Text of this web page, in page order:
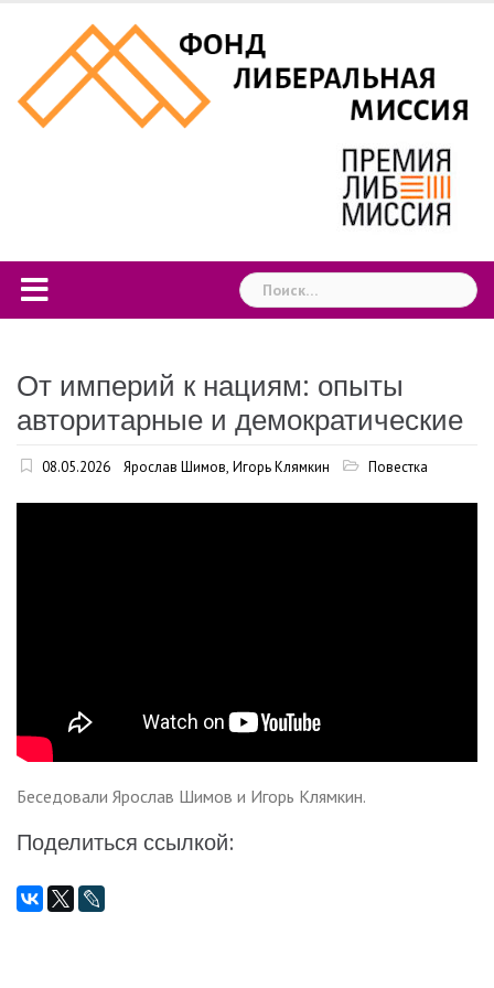
content
Найти:
От империй к нациям: опыты
авторитарные и демократические
08.05.2026 Ярослав Шимов, Игорь Клямкин Повестка
Беседовали Ярослав Шимов и Игорь Клямкин.
Поделиться ссылкой: